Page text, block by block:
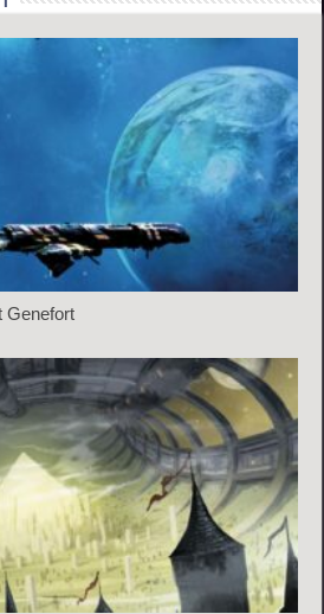
Genefort